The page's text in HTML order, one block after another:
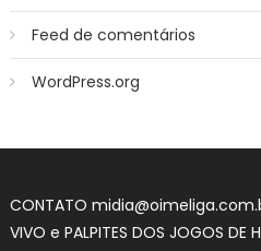
Feed de comentários
WordPress.org
CONTATO
VIVO e PALPITES DOS JOGOS DE